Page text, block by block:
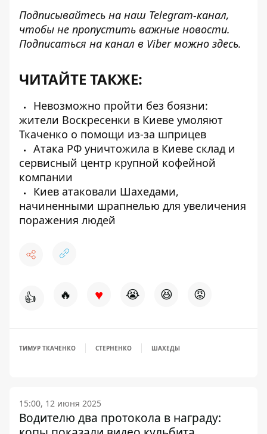
Подписывайтесь на наш Telegram-канал,
чтобы не пропустить важные новости.
Подписаться на канал в Viber можно здесь.
ЧИТАЙТЕ ТАКЖЕ:
Невозможно пройти без боязни:
жители Воскресенки в Киеве умоляют
Ткаченко о помощи из-за шприцев
Атака РФ уничтожила в Киеве склад и
сервисный центр крупной кофейной
компании
Киев атаковали Шахедами,
начиненными шрапнелью для увеличения
поражения людей
👍 🔥 ♥ 😭 😆 😡
ТИМУР ТКАЧЕНКО СТЕРНЕНКО ШАХЕДЫ
15:00, 12 июня 2025
Водителю два протокола в награду: